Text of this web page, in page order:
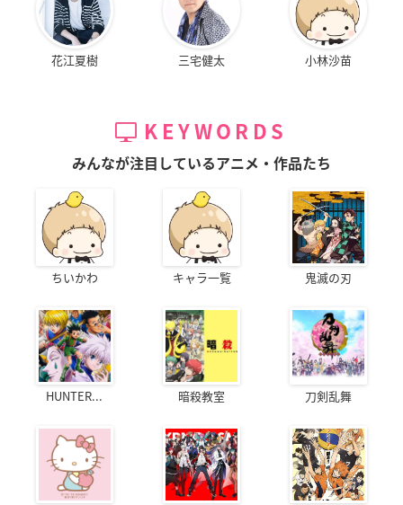
花江夏樹 三宅健太 小林沙苗
KEYWORDS
みんなが注目しているアニメ・作品たち
ちいかわ キャラ一覧 鬼滅の刃
HUNTER... 暗殺教室 刀剣乱舞